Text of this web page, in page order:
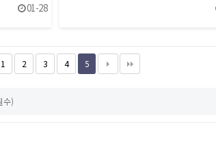
01-28
1 2 3 4 5